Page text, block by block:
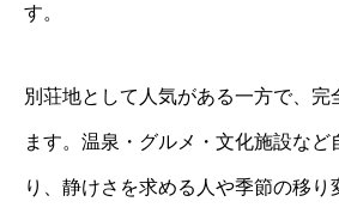
す。
別荘地として人気がある一方で、完
ます。温泉・グルメ・文化施設など
り、静けさを求める人や季節の移り